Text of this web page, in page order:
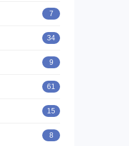
7
34
9
61
15
8